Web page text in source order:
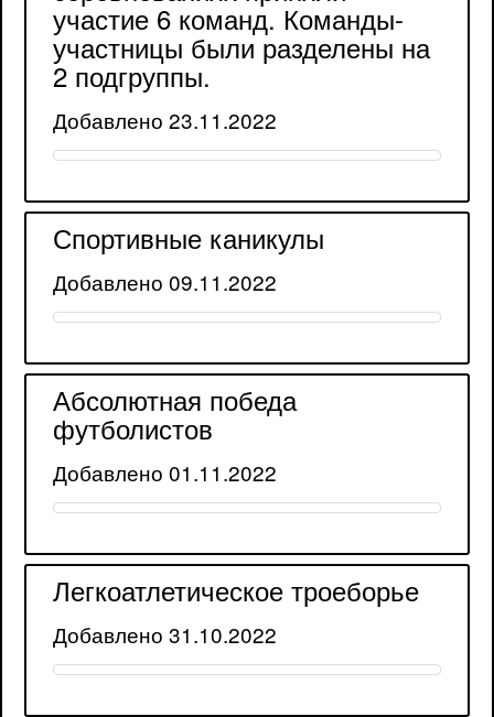
участие 6 команд. Команды-
участницы были разделены на
2 подгруппы.
Добавлено 23.11.2022
Спортивные каникулы
Добавлено 09.11.2022
Абсолютная победа
футболистов
Добавлено 01.11.2022
Легкоатлетическое троеборье
Добавлено 31.10.2022